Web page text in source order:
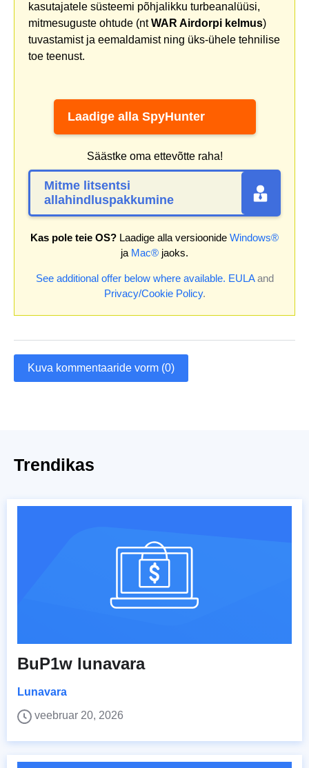
kasutajatele süsteemi põhjalikku turbeanalüüsi,
mitmesuguste ohtude (ntWAR Airdorpi kelmus)
tuvastamist ja eemaldamist ning üks-ühele tehnilise
toe teenust.
Laadige alla SpyHunter
Säästke oma ettevõtte raha!
Mitme litsentsi
allahindluspakkumine
Kas pole teie OS? Laadige alla versioonide Windows®
ja Mac® jaoks.
See additional offer below where available. EULAand
Privacy/Cookie Policy.
Kuva kommentaaride vorm (0)
Trendikas
BuP1w lunavara
Lunavara
veebruar 20, 2026